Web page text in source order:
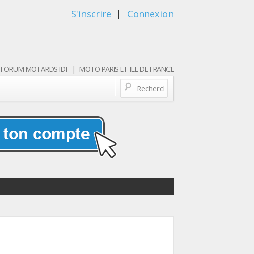
S'inscrire | Connexion
FORUM MOTARDS IDF | MOTO PARIS ET ILE DE FRANCE